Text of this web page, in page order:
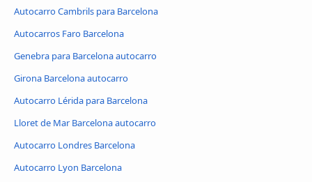
Autocarro Cambrils para Barcelona
Autocarros Faro Barcelona
Genebra para Barcelona autocarro
Girona Barcelona autocarro
Autocarro Lérida para Barcelona
Lloret de Mar Barcelona autocarro
Autocarro Londres Barcelona
Autocarro Lyon Barcelona